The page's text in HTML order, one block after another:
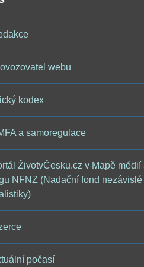
webu
kodex
a samoregulace
ŽivotvČesku.cz v Mapě médií
NFNZ (Nadační fond nezávislé
počasí